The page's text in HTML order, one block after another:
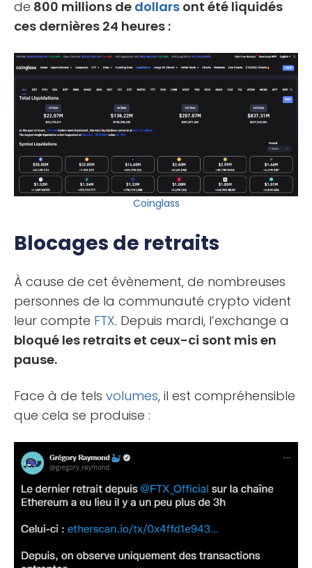
de 800 millions de dollars ont été liquidés
ces dernières 24 heures :
Coinglass
Blocages de retraits
À cause de cet évènement, de nombreuses
personnes de la communauté crypto vident
leur compte FTX. Depuis mardi, l’exchange a
bloqué les retraits et ceux-ci sont mis en
pause.
Face à de tels volumes, il est compréhensible
que cela se produise :